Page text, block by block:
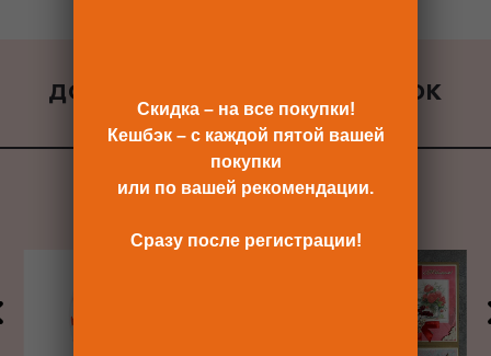
ДОБАВИТЬ К ЗАКАЗУ ПОДАРОК
ВСЕ ПОДАРКИ
Скидка – на все покупки!
Кешбэк – с каждой пятой вашей
покупки
или по вашей рекомендации.
Сразу после регистрации!